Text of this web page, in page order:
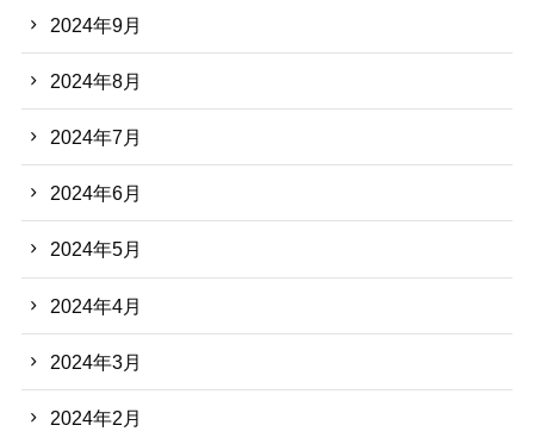
2024年9月
2024年8月
2024年7月
2024年6月
2024年5月
2024年4月
2024年3月
2024年2月